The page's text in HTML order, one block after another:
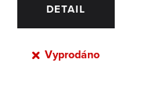
DETAIL
Vyprodáno